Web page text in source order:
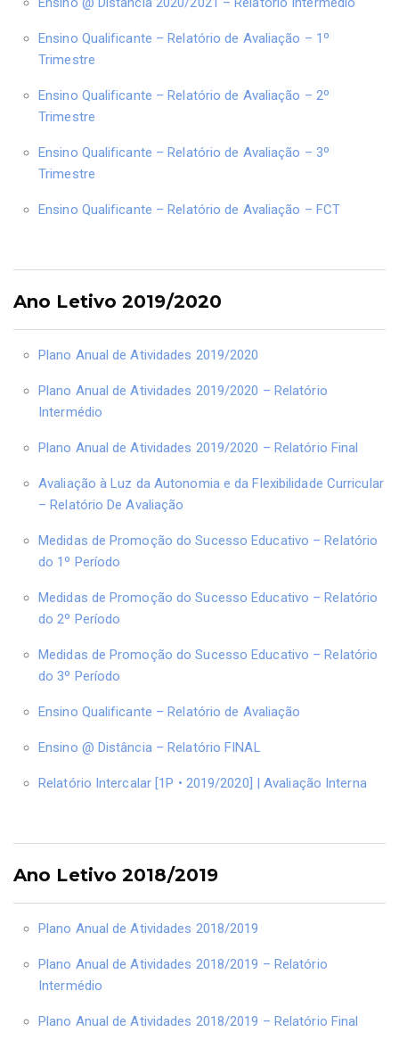
Ensino Qualificante – Relatório de Avaliação – 1º
Trimestre
Ensino Qualificante – Relatório de Avaliação – 2º
Trimestre
Ensino Qualificante – Relatório de Avaliação – 3º
Trimestre
Ensino Qualificante – Relatório de Avaliação – FCT
Ano Letivo 2019/2020
Plano Anual de Atividades 2019/2020
Plano Anual de Atividades 2019/2020 – Relatório
Intermédio
Plano Anual de Atividades 2019/2020 – Relatório Final
Avaliação à Luz da Autonomia e da Flexibilidade Curricular
– Relatório De Avaliação
Medidas de Promoção do Sucesso Educativo – Relatório
do 1º Período
Medidas de Promoção do Sucesso Educativo – Relatório
do 2º Período
Medidas de Promoção do Sucesso Educativo – Relatório
do 3º Período
Ensino Qualificante – Relatório de Avaliação
Ensino @ Distância – Relatório FINAL
Relatório Intercalar [1P • 2019/2020] | Avaliação Interna
Ano Letivo 2018/2019
Plano Anual de Atividades 2018/2019
Plano Anual de Atividades 2018/2019 – Relatório
Intermédio
Plano Anual de Atividades 2018/2019 – Relatório Final